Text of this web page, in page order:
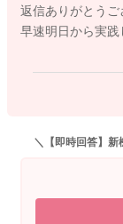
しれません。
ます。
そうしていただ
返信ありがとうご
早速明日から実践
＼【即時回答】新